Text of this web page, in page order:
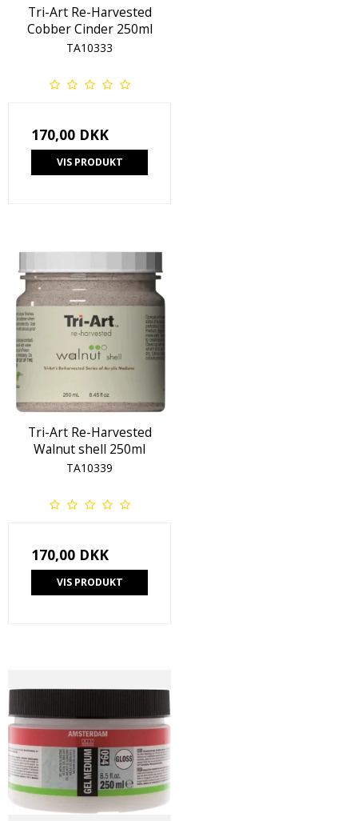
Tri-Art Re-Harvested
Cobber Cinder 250ml
TA10333
170,00 DKK
VIS PRODUKT
Tri-Art Re-Harvested
Walnut shell 250ml
TA10339
170,00 DKK
VIS PRODUKT